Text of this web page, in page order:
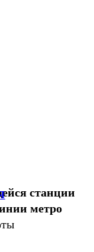
станции
метро